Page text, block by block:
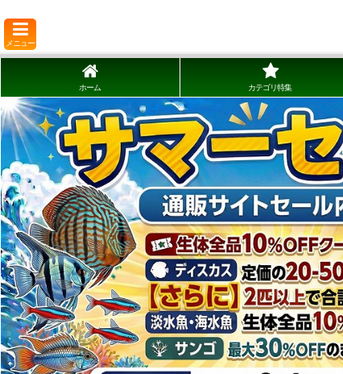
メニュー
ホーム カテゴリ特集